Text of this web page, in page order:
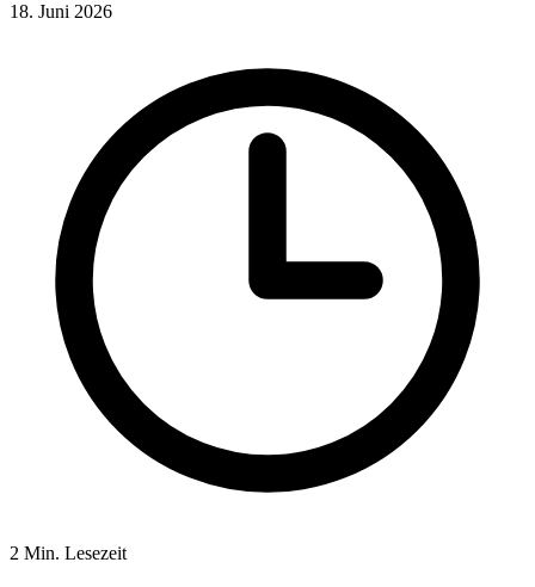
18. Juni 2026
2 Min. Lesezeit